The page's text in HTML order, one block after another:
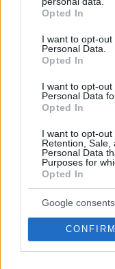
grant or deny
use your data for
consent section.
Opted In
I want to opt-
Personal Data.
Opted In
I want to opt-
Personal Data
Opted In
I want to opt-out
Retention, Sale,
Personal Data
Purposes for
Opted In
Google consents
CONFIRM